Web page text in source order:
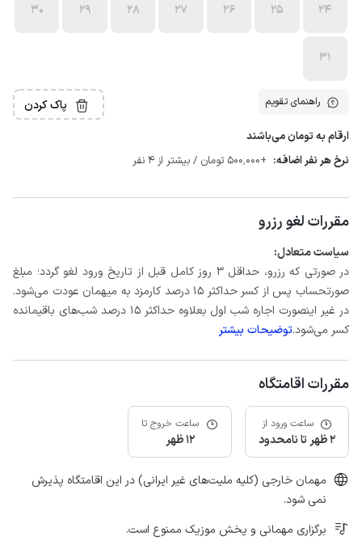
24
25
26
27
28
29
30
31
راهنمای تقویم پاک کردن
ارقام به تومان می‌باشند
نرخ هر نفر اضافه: +500٬000 تومان / بیشتر از 4 نفر
مقررات لغو رزرو
سیاست متعادل:
در صورتی که رزرو، حداقل 3 روز کامل قبل از تاریخ ورود لغو گردد؛ مبلغ
صورتحساب پس از کسر حداکثر 15 درصد کارمزد به میهمان عودت می‌شود.
در غیر اینصورت اجاره شب اول بعلاوه حداکثر 15 درصد شب‌های باقیمانده
کسر می‌شود.توضیحات بیشتر
مقررات اقامتگاه
ساعت ورود از
2 ظهر تا نامحدود
ساعت خروج تا
12 ظهر
مهمان خارجی (کلیه ملیت‌های غیر ایرانی) در این اقامتگاه پذیرش
نمی شود.
برگزاری مهمانی و پخش موزیک ممنوع است.